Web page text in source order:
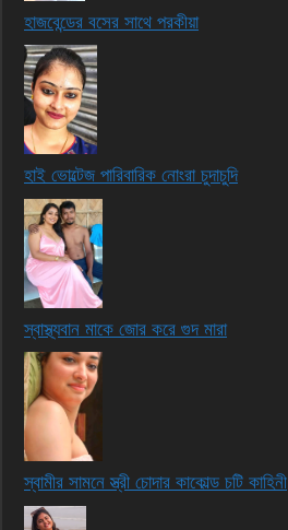
হাজবেন্ডের বসের সাথে পরকীয়া
হাই ভোল্টেজ পারিবারিক নোংরা চুদাচুদি
স্বাস্থ্যবান মাকে জোর করে গুদ মারা
স্বামীর সামনে স্ত্রী চোদার কাকোল্ড চটি কাহিনী